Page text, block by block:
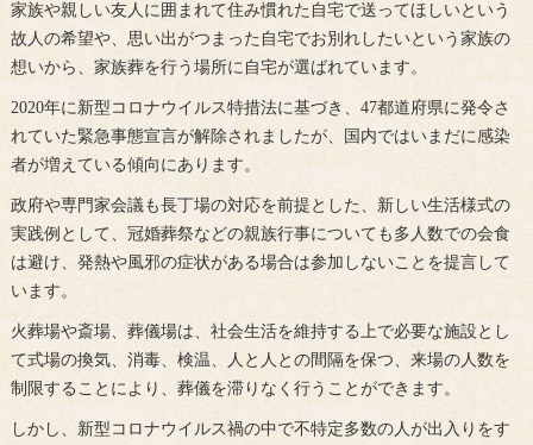
家族や親しい友人に囲まれて住み慣れた自宅で送ってほしいという
故人の希望や、思い出がつまった自宅でお別れしたいという家族の
想いから、家族葬を行う場所に自宅が選ばれています。
2020年に新型コロナウイルス特措法に基づき、47都道府県に発令さ
れていた緊急事態宣言が解除されましたが、国内ではいまだに感染
者が増えている傾向にあります。
政府や専門家会議も長丁場の対応を前提とした、新しい生活様式の
実践例として、冠婚葬祭などの親族行事についても多人数での会食
は避け、発熱や風邪の症状がある場合は参加しないことを提言して
います。
火葬場や斎場、葬儀場は、社会生活を維持する上で必要な施設とし
て式場の換気、消毒、検温、人と人との間隔を保つ、来場の人数を
制限することにより、葬儀を滞りなく行うことができます。
しかし、新型コロナウイルス禍の中で不特定多数の人が出入りをす